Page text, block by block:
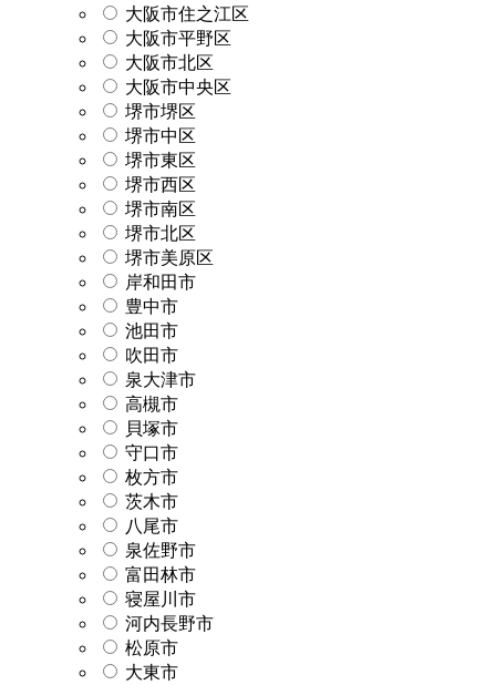
大阪市住之江区
大阪市平野区
大阪市北区
大阪市中央区
堺市堺区
堺市中区
堺市東区
堺市西区
堺市南区
堺市北区
堺市美原区
岸和田市
豊中市
池田市
吹田市
泉大津市
高槻市
貝塚市
守口市
枚方市
茨木市
八尾市
泉佐野市
富田林市
寝屋川市
河内長野市
松原市
大東市